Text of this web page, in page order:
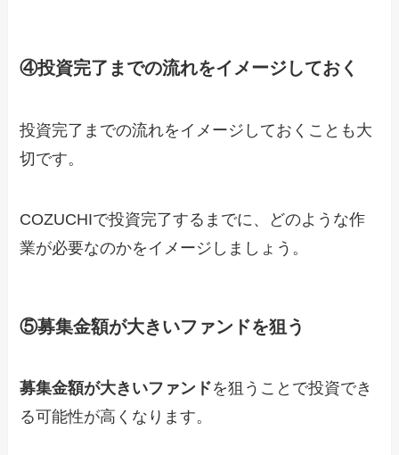
④投資完了までの流れをイメージしておく
投資完了までの流れをイメージしておくことも大
切です。
COZUCHIで投資完了するまでに、どのような作
業が必要なのかをイメージしましょう。
⑤募集金額が大きいファンドを狙う
募集金額が大きいファンドを狙うことで投資でき
る可能性が高くなります。